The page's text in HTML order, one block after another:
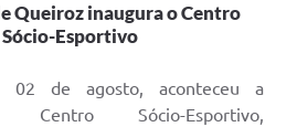
Queiroz inaugura o Centro
Sócio-Esportivo
02 de agosto, aconteceu a
Centro Sócio-Esportivo,